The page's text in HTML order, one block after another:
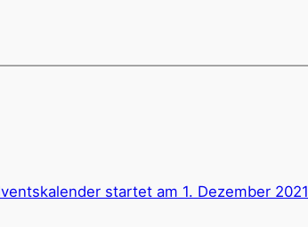
startet am 1. Dezember 2021